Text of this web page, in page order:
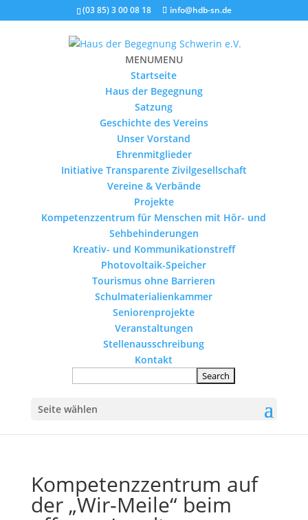
(03 85) 3 00 08 18 info@hdb-sn.de
MENUMENU
Startseite
Haus der Begegnung
Satzung
Geschichte des Vereins
Unser Vorstand
Ehrenmitglieder
Initiative Transparente Zivilgesellschaft
Vereine & Verbände
Projekte
Kompetenzzentrum für Menschen mit Hör- und
Sehbehinderungen
Kreativ- und Kommunikationstreff
Photovoltaik-Speicher
Tourismus ohne Barrieren
Schulmaterialienkammer
Seniorenprojekte
Veranstaltungen
Stellenausschreibung
Kontakt
Seite wählen
Kompetenzzentrum auf
der „Wir-Meile“ beim